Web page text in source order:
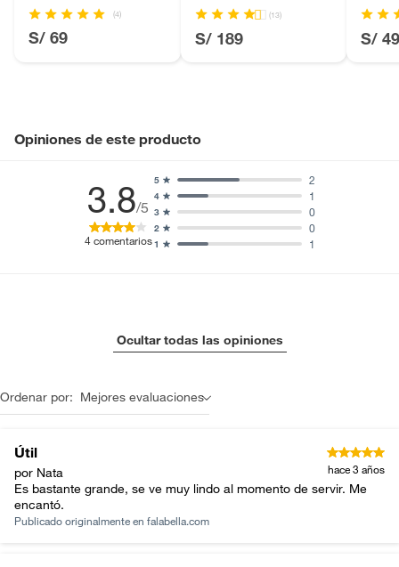
(4)
S/ 69
Cambridge
(13)
S/ 189 S/
Opiniones de este producto
3.8/5
4 comentarios1 1
2 0
3 0
4 1
5 2
Ocultar todas las opiniones
Ordenar por: Mejores evaluaciones
Útil
por Nata hace 3 años
Es bastante grande, se ve muy lindo al momento de servir. Me
encantó.
Publicado originalmente en falabella.com